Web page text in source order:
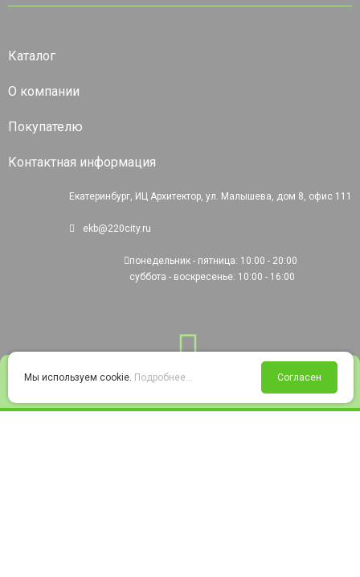
Войти Избранное Корзина
Каталог
О компании
Покупателю
Контактная информация
Екатеринбург, ИЦ Архитектор, ул. Малышева, дом 8, офис 111
ekb@220city.ru
понедельник - пятница: 10:00 - 20:00
суббота - воскресенье: 10:00 - 16:00
Мы используем cookie. Подробнее... Согласен